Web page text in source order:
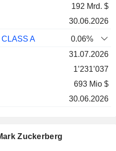
192 Mrd. $
30.06.2026
CLASS A
0.06%
31.07.2026
1’231’037
693 Mio $
30.06.2026
Zuckerberg